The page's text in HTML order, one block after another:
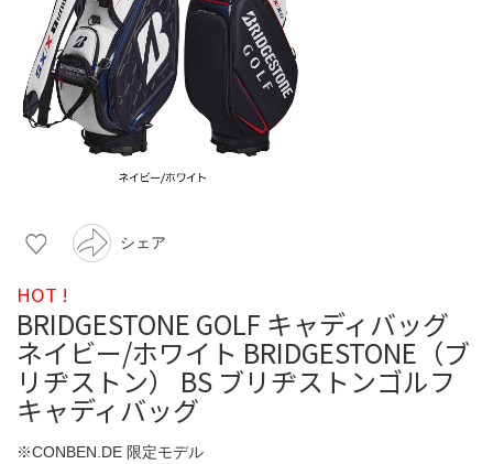
シェア
HOT !
BRIDGESTONE GOLF キャディバッグ
ネイビー/ホワイト BRIDGESTONE（ブ
リヂストン） BS ブリヂストンゴルフ
キャディバッグ
※CONBEN.DE 限定モデル